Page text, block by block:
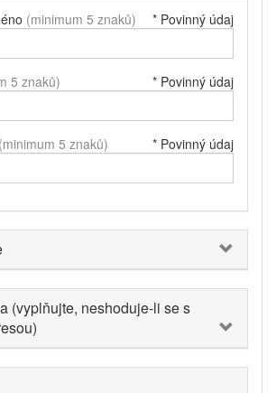
(minimum 5 znaků) * Povinný údaj
5 znaků) * Povinný údaj
(minimum 5 znaků) * Povinný údaj
(vyplňujte, neshoduje-li se s